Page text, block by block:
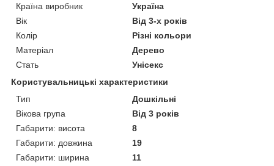
Країна виробник
Україна
Вік
Від 3-х років
Колір
Різні кольори
Матеріал
Дерево
Стать
Унісекс
Користувальницькі характеристики
Тип
Дошкільні
Вікова група
Від 3 років
Габарити: висота
8
Габарити: довжина
19
Габарити: ширина
11